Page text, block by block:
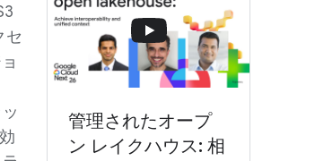
セ
管理されたオープ
ン レイクハウス: 相